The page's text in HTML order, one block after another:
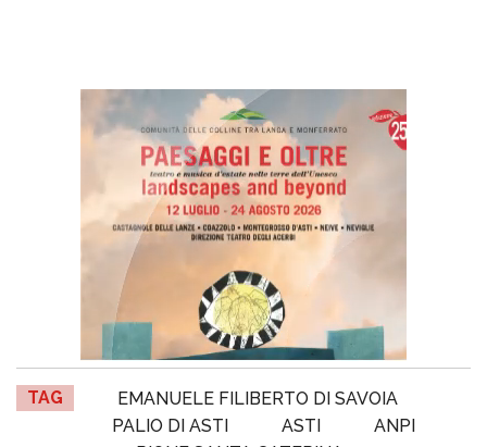
TAG
EMANUELE FILIBERTO DI SAVOIA
PALIO DI ASTI
ASTI
ANPI